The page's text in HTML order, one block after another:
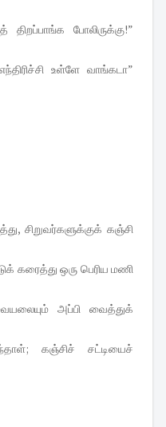
போலிருக்கு!”
உள்ளே வாங்கடா”
சிறுவர்களுக்குக் கஞ்சி
கரைத்து ஒரு பெரிய மணி
அப்பி வைத்துக்
கஞ்சிச் சட்டியைச்